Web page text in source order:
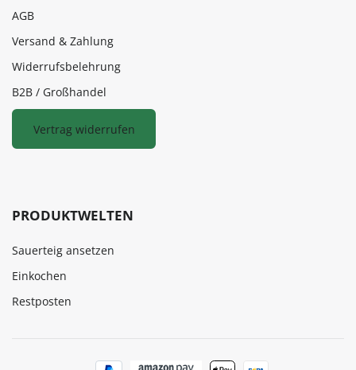
AGB
Versand & Zahlung
Widerrufsbelehrung
B2B / Großhandel
Vertrag widerrufen
PRODUKTWELTEN
Sauerteig ansetzen
Einkochen
Restposten